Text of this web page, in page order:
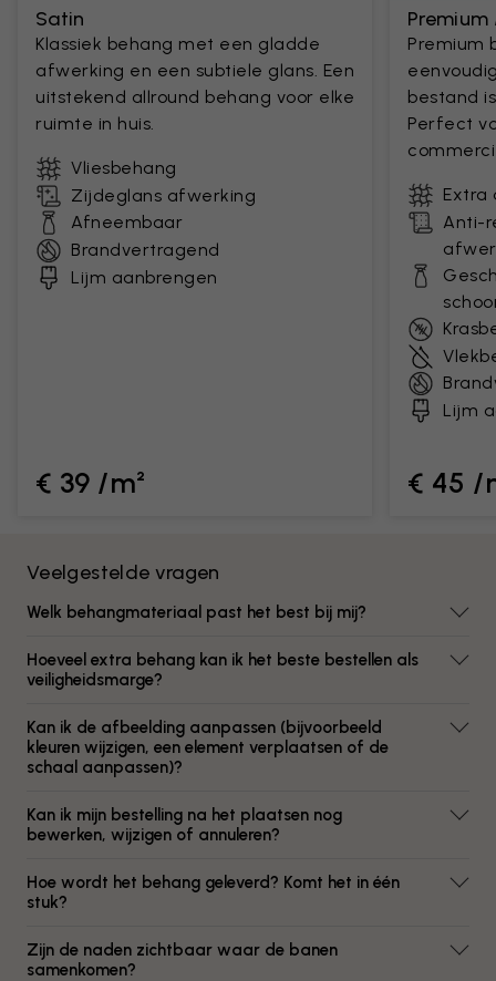
Satin
Klassiek behang met een gladde
afwerking en een subtiele glans. Een
uitstekend allround behang voor elke
ruimte in huis.
Vliesbehang
Zijdeglans afwerking
Afneembaar
Brandvertragend
Lijm aanbrengen
€ 39 /m²
Premium
bestand
Perfect
Extra
Anti-
Lijm
€ 45 /
Veelgestelde vragen
Welk behangmateriaal past het best bij mij?
Hoeveel extra behang kan ik het beste bestellen als
veiligheidsmarge?
Kan ik de afbeelding aanpassen (bijvoorbeeld
kleuren wijzigen, een element verplaatsen of de
schaal aanpassen)?
Kan ik mijn bestelling na het plaatsen nog
bewerken, wijzigen of annuleren?
Hoe wordt het behang geleverd? Komt het in één
stuk?
Zijn de naden zichtbaar waar de banen
samenkomen?